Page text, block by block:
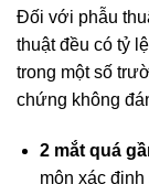
Đối với phẫu
thuật đều có tỷ
trong một số
chứng không
2 mắt quá
môn xác